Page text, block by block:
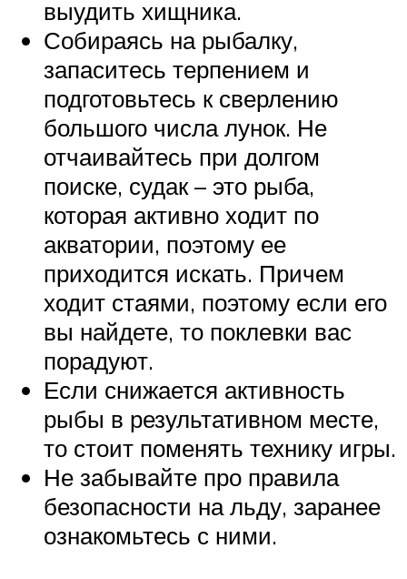
выудить хищника.
Собираясь на рыбалку,
запаситесь терпением и
подготовьтесь к сверлению
большого числа лунок. Не
отчаивайтесь при долгом
поиске, судак – это рыба,
которая активно ходит по
акватории, поэтому ее
приходится искать. Причем
ходит стаями, поэтому если его
вы найдете, то поклевки вас
порадуют.
Если снижается активность
рыбы в результативном месте,
то стоит поменять технику игры.
Не забывайте про правила
безопасности на льду, заранее
ознакомьтесь с ними.